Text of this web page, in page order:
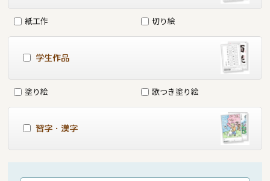
紙工作 切り絵
学生作品
塗り絵 歌つき塗り絵
習字・漢字